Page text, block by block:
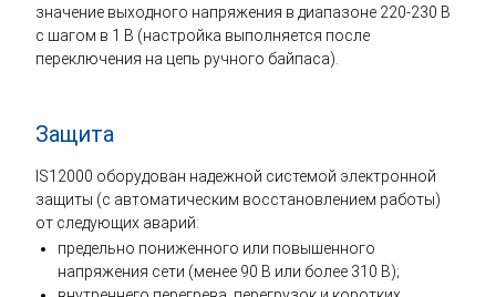
значение выходного напряжения в диапазоне 220-230 В
с шагом в 1 В (настройка выполняется после
переключения на цепь ручного байпаса).
Защита
IS12000 оборудован надежной системой электронной
защиты (с автоматическим восстановлением работы)
от следующих аварий:
предельно пониженного или повышенного
напряжения сети (менее 90 В или более 310 В);